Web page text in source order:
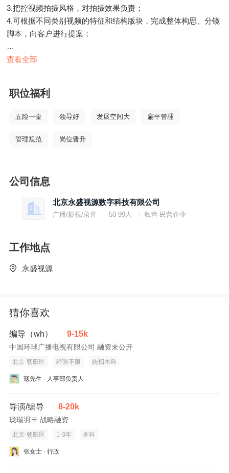
3.把控视频拍摄风格，对拍摄效果负责；
4.可根据不同类别视频的特征和结构版块，完成整体构思、分镜
脚本，向客户进行提案；
任职要求
2.熟悉拍摄工作流程，具有严密的逻辑思维，有妥善处理拍摄现
3.具有较强的口头表达能力、善于沟通、擅长讲故事、工作敬
员工福利：交通补、五险一金、节日福利、带薪休假、项目奖
金、定期团建
查看全部
职位福利
五险一金 领导好 发展空间大 扁平管理
管理规范 岗位晋升
公司信息
北京永盛视源数字科技有限公司
广播/影视/录音 50-99人 私营·民营企业
工作地点
永盛视源
猜你喜欢
编导（wh） 9-15k
中国环球广播电视有限公司 融资未公开
北京-朝阳区 经验不限 统招本科
寇先生 · 人事部负责人
导演/编导 8-20k
珑瑞羽丰 战略融资
北京-朝阳区 1-3年 本科
张女士 · 行政